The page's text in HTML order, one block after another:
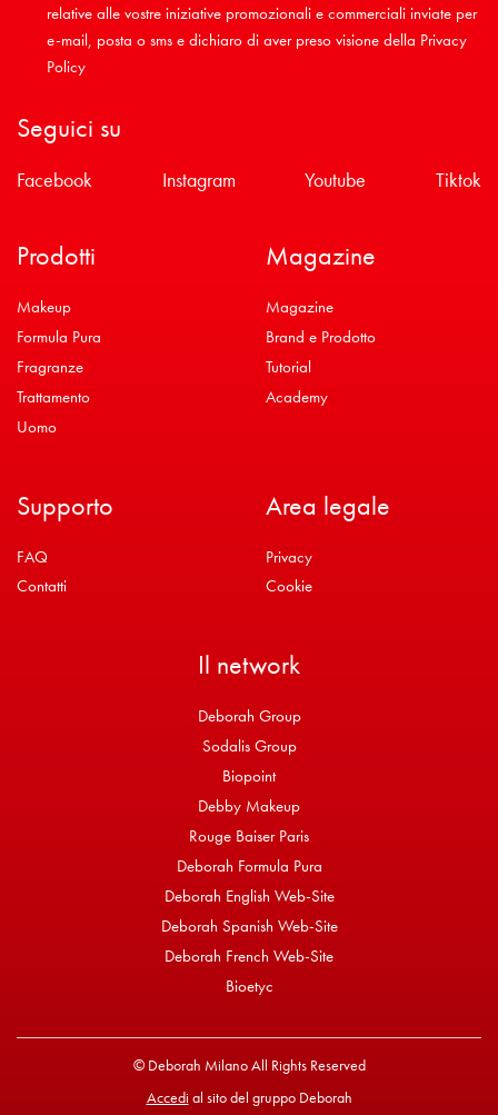
relative alle vostre iniziative promozionali e commerciali inviate per
e-mail, posta o sms e dichiaro di aver preso visione della Privacy
Policy
Seguici su
Facebook Instagram Youtube Tiktok
Prodotti
Makeup
Formula Pura
Fragranze
Trattamento
Uomo
Magazine
Magazine
Brand e Prodotto
Tutorial
Academy
Supporto
FAQ
Contatti
Area legale
Privacy
Cookie
Il network
Deborah Group
Sodalis Group
Biopoint
Debby Makeup
Rouge Baiser Paris
Deborah Formula Pura
Deborah English Web-Site
Deborah Spanish Web-Site
Deborah French Web-Site
Bioetyc
© Deborah Milano All Rights Reserved
Accedi al sito del gruppo Deborah